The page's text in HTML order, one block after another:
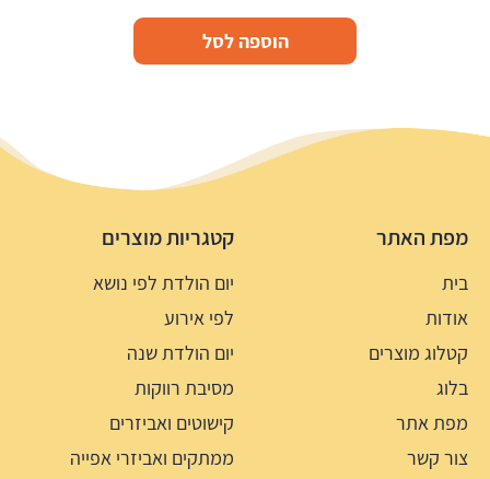
הוספה לסל
מפת האתר
בית
אודות
קטלוג מוצרים
בלוג
מפת אתר
צור קשר
קטגריות מוצרים
יום הולדת לפי נושא
לפי אירוע
יום הולדת שנה
מסיבת רווקות
קישוטים ואביזרים
ממתקים ואביזרי אפייה